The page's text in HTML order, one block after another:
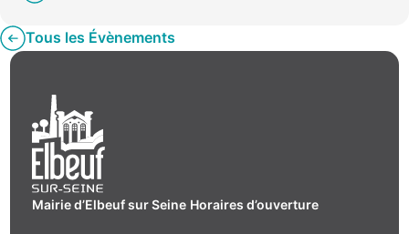
Tous les Évènements
Mairie d’Elbeuf sur Seine Horaires d’ouverture